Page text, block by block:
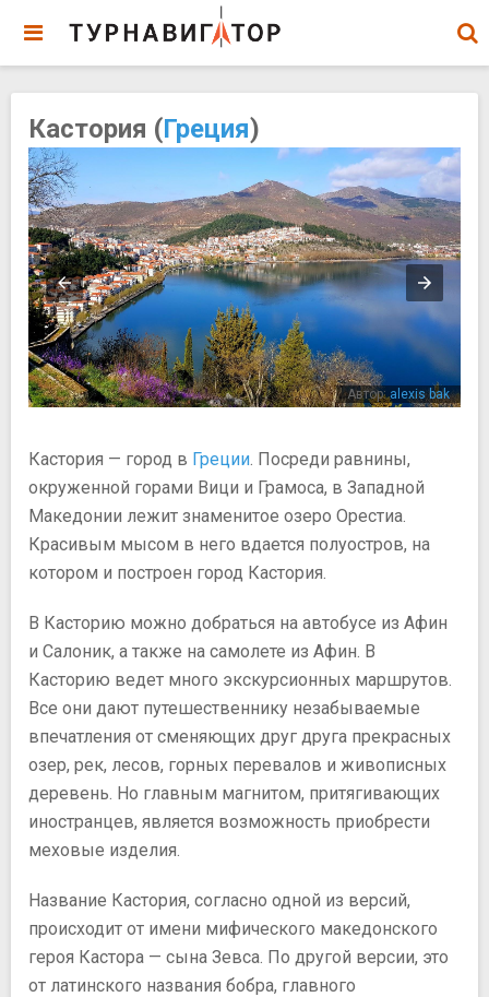
Кастория (Греция)
Автор:alexis bak
Кастория — город в Греции . Посреди равнины,
окруженной горами Вици и Грамоса, в Западной
Македонии лежит знаменитое озеро Орестиа.
Красивым мысом в него вдается полуостров, на
котором и построен город Кастория.
В Касторию можно добраться на автобусе из Афин
и Салоник, а также на самолете из Афин. В
Касторию ведет много экскурсионных маршрутов.
Все они дают путешественнику незабываемые
впечатления от сменяющих друг друга прекрасных
озер, рек, лесов, горных перевалов и живописных
деревень. Но главным магнитом, притягивающих
иностранцев, является возможность приобрести
меховые изделия.
Название Кастория, согласно одной из версий,
происходит от имени мифического македонского
героя Кастора — сына Зевса. По другой версии, это
от латинского названия бобра, главного